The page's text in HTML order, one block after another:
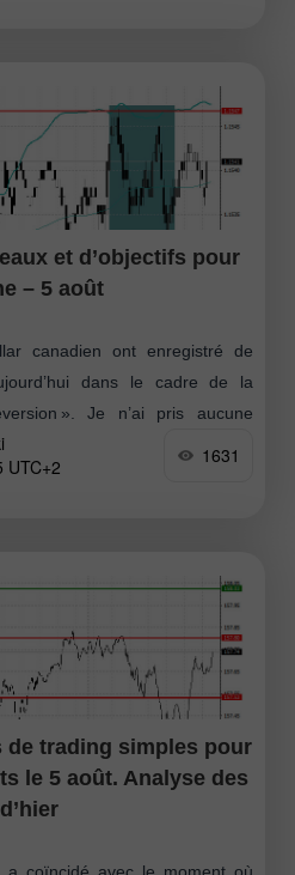
et d’objectifs pour
– 5 août
canadien ont enregistré de
dans le cadre de la
». Je n’ai pris aucune
UTC+2
1631
de trading simples pour
le 5 août. Analyse des
coïncidé avec le moment où